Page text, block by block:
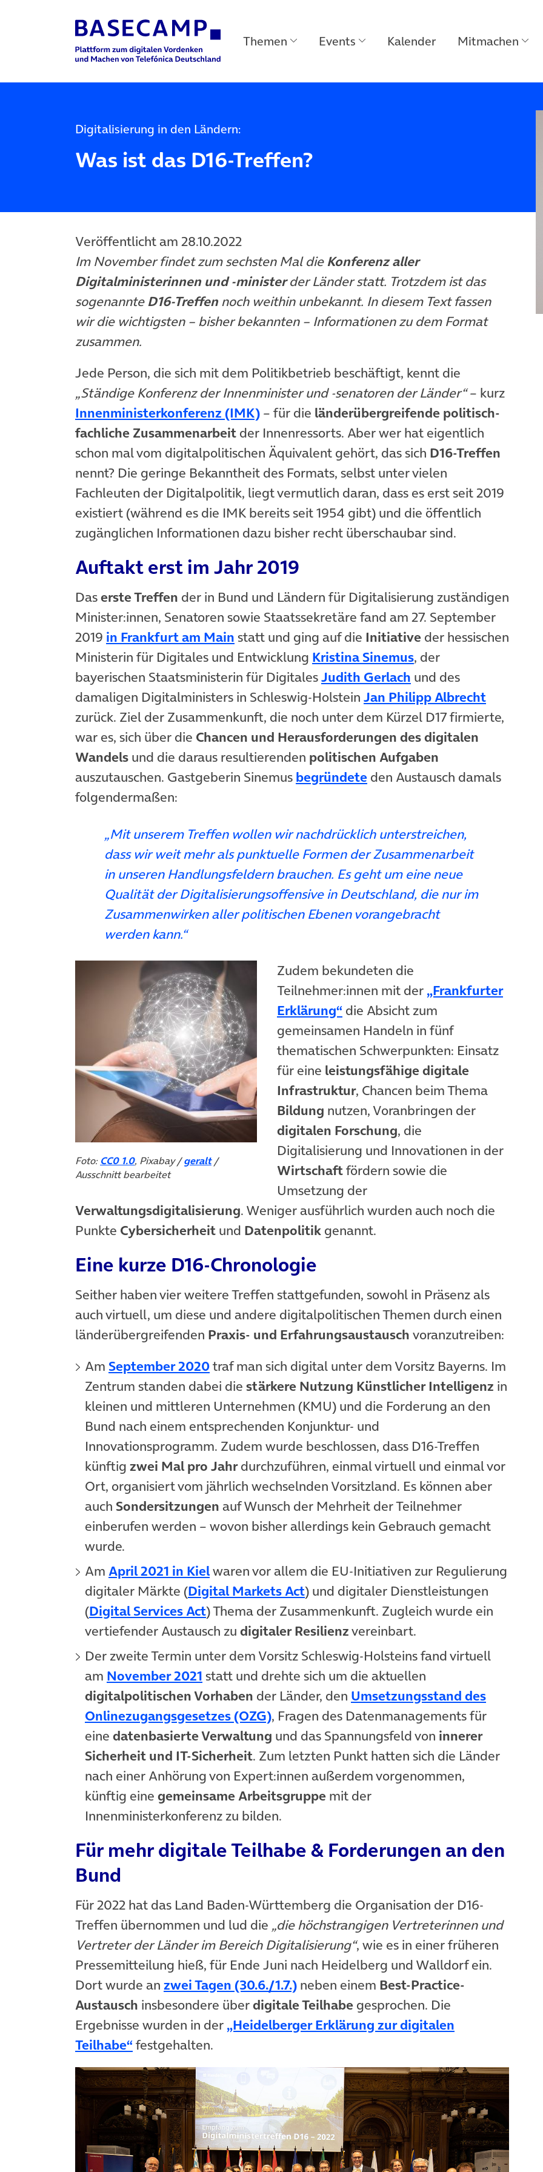
Main Navigation Themen Events Kalender Mitmachen
Digitalisierung in den Ländern:
Was ist das D16-Treffen?
Veröffentlicht am 28.10.2022
Im November findet zum sechsten Mal dieKonferenz aller
Digitalministerinnen und -ministerder Länder statt. Trotzdem ist das
sogenannteD16-Treffen noch weithin unbekannt. In diesem Text fassen
wir die wichtigsten – bisher bekannten – Informationen zu dem Format
zusammen.
Jede Person, die sich mit dem Politikbetrieb beschäftigt, kennt die
„Ständige Konferenz der Innenminister und -senatoren der Länder“– kurz
Innenministerkonferenz (IMK)(öffnet in neuem Tab)
– für die länderübergreifende politisch-
fachliche Zusammenarbeit der Innenressorts. Aber wer hat eigentlich
schon mal vom digitalpolitischen Äquivalent gehört, das sich D16-Treffen
nennt? Die geringe Bekanntheit des Formats, selbst unter vielen
Fachleuten der Digitalpolitik, liegt vermutlich daran, dass es erst seit 2019
existiert (während es die IMK bereits seit 1954 gibt) und die öffentlich
zugänglichen Informationen dazu bisher recht überschaubar sind.
Auftakt erst im Jahr 2019
Daserste Treffen der in Bund und Ländern für Digitalisierung zuständigen
Minister:innen, Senatoren sowie Staatssekretäre fand am 27. September
2019 in Frankfurt am Main (öffnet in neuem Tab)
statt und ging auf die Initiative der hessischen
Ministerin für Digitales und Entwicklung Kristina Sinemus(öffnet in neuem Tab)
, der
bayerischen Staatsministerin für DigitalesJudith Gerlach (öffnet in neuem Tab)
und des
damaligen Digitalministers in Schleswig-Holstein Jan Philipp Albrecht(öffnet in
zurück. Ziel der Zusammenkunft, die noch unter dem Kürzel D17 firmierte,
war es, sich über die Chancen und Herausforderungen des digitalen
Wandels und die daraus resultierenden politischen Aufgaben
auszutauschen. Gastgeberin Sinemus begründete(öffnet in neuem Tab)
den Austausch damals
folgendermaßen:
„Mit unserem Treffen wollen wir nachdrücklich unterstreichen,
dass wir weit mehr als punktuelle Formen der Zusammenarbeit
in unseren Handlungsfeldern brauchen. Es geht um eine neue
Qualität der Digitalisierungsoffensive in Deutschland, die nur im
Zusammenwirken aller politischen Ebenen vorangebracht
werden kann.“
Foto: CC0 1.0, Pixabay /geralt/
Ausschnitt bearbeitet
Zudem bekundeten die
Teilnehmer:innen mit der „Frankfurter
Erklärung“(öffnet in neuem Tab)
die Absicht zum
gemeinsamen Handeln in fünf
thematischen Schwerpunkten: Einsatz
für eine leistungsfähige digitale
Infrastruktur, Chancen beim Thema
Bildung nutzen, Voranbringen der
digitalen Forschung, die
Digitalisierung und Innovationen in der
Wirtschaftfördern sowie die
Umsetzung der
Verwaltungsdigitalisierung. Weniger ausführlich wurden auch noch die
Punkte Cybersicherheit und Datenpolitik genannt.
Eine kurze D16-Chronologie
Seither haben vier weitere Treffen stattgefunden, sowohl in Präsenz als
auch virtuell, um diese und andere digitalpolitischen Themen durch einen
länderübergreifenden Praxis- und Erfahrungsaustausch voranzutreiben:
Am September 2020(öffnet in neuem Tab)
traf man sich digital unter dem Vorsitz Bayerns. Im
Zentrum standen dabei die stärkere Nutzung Künstlicher Intelligenz in
kleinen und mittleren Unternehmen (KMU) und die Forderung an den
Bund nach einem entsprechenden Konjunktur- und
Innovationsprogramm. Zudem wurde beschlossen, dass D16-Treffen
künftig zwei Mal pro Jahrdurchzuführen, einmal virtuell und einmal vor
Ort, organisiert vom jährlich wechselnden Vorsitzland. Es können aber
auch Sondersitzungen auf Wunsch der Mehrheit der Teilnehmer
einberufen werden – wovon bisher allerdings kein Gebrauch gemacht
wurde.
Am April 2021 in Kiel(öffnet in neuem Tab)
waren vor allem die EU-Initiativen zur Regulierung
digitaler Märkte (Digital Markets Act(öffnet in neuem Tab)
) und digitaler Dienstleistungen
(Digital Services Act(öffnet in neuem Tab)
) Thema der Zusammenkunft. Zugleich wurde ein
vertiefender Austausch zu digitaler Resilienzvereinbart.
Der zweite Termin unter dem Vorsitz Schleswig-Holsteins fand virtuell
am November 2021 (öffnet in neuem Tab)
statt und drehte sich um die aktuellen
digitalpolitischen Vorhaben der Länder, den Umsetzungsstand des
Onlinezugangsgesetzes (OZG)(öffnet in neuem Tab)
, Fragen des Datenmanagements für
eine datenbasierte Verwaltung und das Spannungsfeld von innerer
Sicherheit und IT-Sicherheit. Zum letzten Punkt hatten sich die Länder
nach einer Anhörung von Expert:innen außerdem vorgenommen,
künftig eine gemeinsame Arbeitsgruppe mit der
Innenministerkonferenz zu bilden.
Für mehr digitale Teilhabe & Forderungen an den
Bund
Für 2022 hat das Land Baden-Württemberg die Organisation der D16-
Treffen übernommen und lud die „die höchstrangigen Vertreterinnen und
Vertreter der Länder im Bereich Digitalisierung“, wie es in einer früheren
Pressemitteilung hieß, für Ende Juni nach Heidelberg und Walldorf ein.
Dort wurde an zwei Tagen (30.6./1.7.)(öffnet in neuem Tab)
neben einem Best-Practice-
Austausch insbesondere überdigitale Teilhabe gesprochen. Die
Ergebnisse wurden in der „Heidelberger Erklärung zur digitalen
Teilhabe“(öffnet in neuem Tab)
festgehalten.